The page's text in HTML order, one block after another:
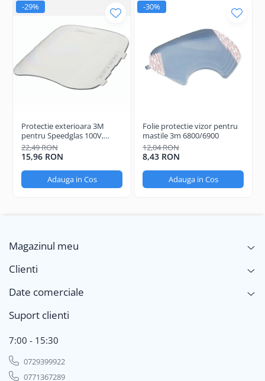
-29%
Protectie exterioara 3M
pentru Speedglas 100V,
Standard
22,49 RON
15,96 RON
Adauga in Cos
-30%
Folie protectie vizor pentru
mastile 3m 6800/6900
12,04 RON
8,43 RON
Adauga in Cos
Magazinul meu
Clienti
Date comerciale
Suport clienti
7:00 - 15:30
0729399922
0771367289